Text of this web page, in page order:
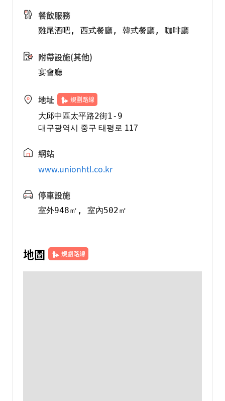
餐飲服務
雞尾酒吧, 西式餐廳, 韓式餐廳, 咖啡廳
附帶設施(其他)
宴會廳
地址 規劃路線
大邱中區太平路2街1-9
대구광역시 중구 태평로 117
網站
www.unionhtl.co.kr
停車設施
地圖 規劃路線